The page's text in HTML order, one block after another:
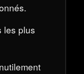
les plus